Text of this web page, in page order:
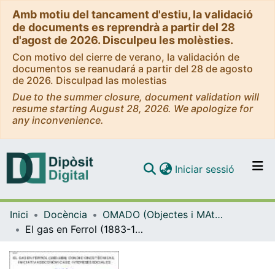
Amb motiu del tancament d'estiu, la validació
de documents es reprendrà a partir del 28
d'agost de 2026. Disculpeu les molèsties.
Con motivo del cierre de verano, la validación de
documentos se reanudará a partir del 28 de agosto
de 2026. Disculpad las molestias
Due to the summer closure, document validation will
resume starting August 28, 2026. We apologize for
any inconvenience.
Navega per tot el DD
Iniciar sessió (current)
Inici Docència
OMADO (Objectes i MAterials DOcents)
El gas en Ferrol (1883-1898): condiciones técnicas, iniciativas económicas e intereses sociales